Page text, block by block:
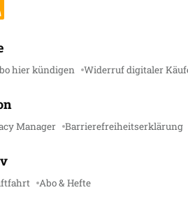
hier kündigen Widerruf digitaler
Manager Barrierefreiheitserklärung
Abo & Hefte